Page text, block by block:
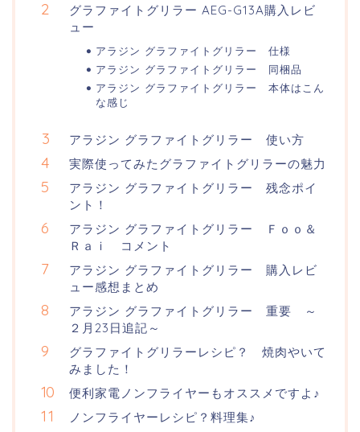
グラファイトグリラー AEG-G13A購入レビ
ュー
アラジン グラファイトグリラー 仕様
アラジン グラファイトグリラー 同梱品
アラジン グラファイトグリラー 本体はこん
な感じ
アラジン グラファイトグリラー 使い方
実際使ってみたグラファイトグリラーの魅力
アラジン グラファイトグリラー 残念ポイ
ント！
アラジン グラファイトグリラー Ｆｏｏ＆
Ｒａｉ コメント
アラジン グラファイトグリラー 購入レビ
ュー感想まとめ
アラジン グラファイトグリラー 重要 ～
２月23日追記～
グラファイトグリラーレシピ？ 焼肉やいて
みました！
便利家電ノンフライヤーもオススメですよ♪
ノンフライヤーレシピ？料理集♪